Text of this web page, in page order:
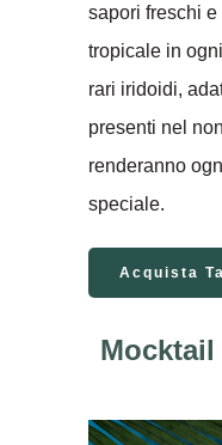
sapori freschi
tropicale in
rari iridoidi,
presenti nel
renderanno
speciale.
Acquista